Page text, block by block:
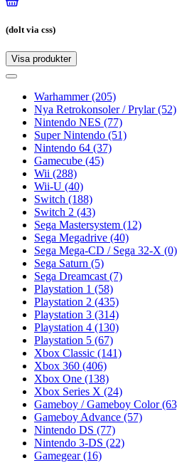
(dolt via css)
Visa produkter
Toggle
Toggle
navigationWarhammer(205)
Nya Retrokonsoler / Prylar(52)
Nintendo NES (77)
Super Nintendo (51)
Nintendo 64 (37)
Gamecube (45)
Wii (288)
Wii-U (40)
Switch (188)
Switch 2 (43)
Sega Mastersystem (12)
Sega Megadrive (40)
Sega Mega-CD / Sega 32-X (0)
Sega Saturn (5)
Sega Dreamcast (7)
Playstation 1 (58)
Playstation 2 (435)
Playstation 3 (314)
Playstation 4 (130)
Playstation 5 (67)
Xbox Classic (141)
Xbox 360 (406)
Xbox One (138)
Xbox Series X (24)
Gameboy / Gameboy Color
Gameboy Advance (57)
Nintendo DS (77)
Nintendo 3-DS (22)
Gamegear(16)